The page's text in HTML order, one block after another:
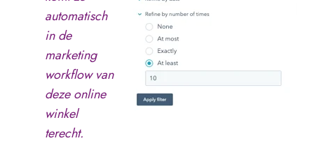
automatisch
in de
marketing
workflow van
deze online
winkel
terecht.